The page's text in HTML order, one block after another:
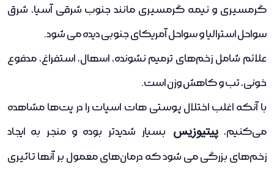
گرمسیری و نیمه گرمسیری مانند جنوب شرقی آسیا، شرق
سواحل استرالیا و سواحل آمریکای جنوبی دیده می شود.
علائم شامل زخم‌های ترمیم نشونده، اسهال، استفراغ، مدفوع
خونی، تب و کاهش وزن است.
با آنکه اغلب اختلال پوستی هات اسپات را در پت‌ها مشاهده
می‌کنیم، پیتیوزیس بسیار شدیدتر بوده و منجر به ایجاد
زخم‌های بزرگی می شود که درمان‌های معمول بر آنها تاثیری